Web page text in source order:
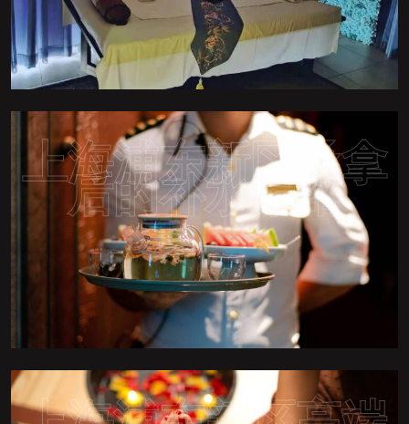
上海浦东新区桑拿
后的补水策略